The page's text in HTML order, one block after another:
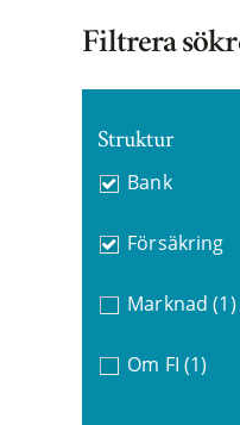
Filtrera
Struktur
Bank
Försäkring
Marknad (1)
Om FI (1)